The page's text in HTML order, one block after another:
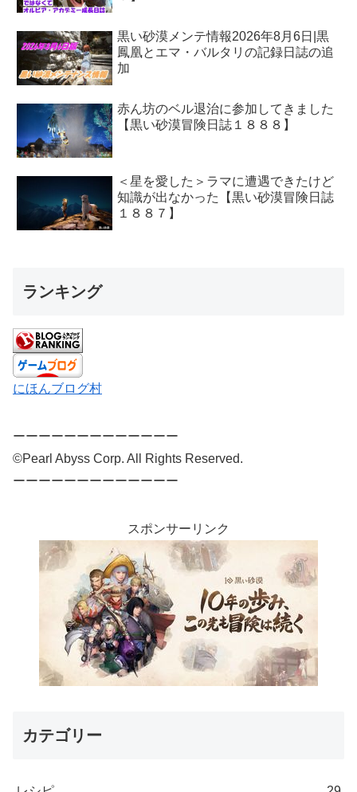
黒い砂漠メンテ情報2026年8月6日|黒
鳳凰とエマ・バルタリの記録日誌の追
加
赤ん坊のベル退治に参加してきました
【黒い砂漠冒険日誌１８８８】
＜星を愛した＞ラマに遭遇できたけど
知識が出なかった【黒い砂漠冒険日誌
１８８７】
ランキング
にほんブログ村
ーーーーーーーーーーーーー
©Pearl Abyss Corp. All Rights Reserved.
ーーーーーーーーーーーーー
スポンサーリンク
カテゴリー